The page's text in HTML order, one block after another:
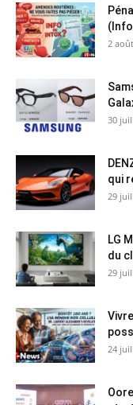
2
30
qui
29
LG
du
29
24